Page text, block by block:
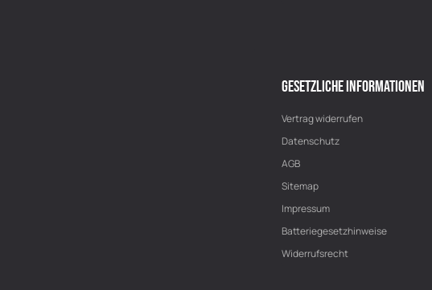
GESETZLICHE INFORMATIONEN
Vertrag widerrufen
Datenschutz
AGB
Sitemap
Impressum
Batteriegesetzhinweise
Widerrufsrecht